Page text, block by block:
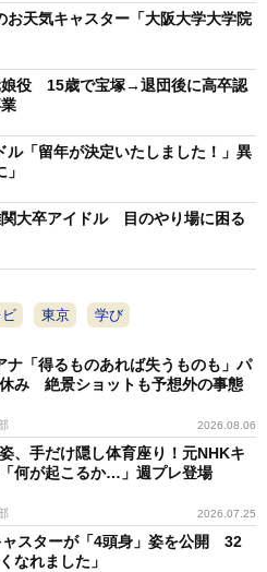
お天気キャスター「大阪大学大学院
娘役 15歳で宝塚→退団後に高卒認
ル「留年が決定いたしました！」異
大卒アイドル 目のやり場に困る
東京 学び
ナ「得るものあれば失うものも」パ
み 絶景ショットも予想外の事態
2026.08.06
、手だけ隠し体育座り！元NHKキ
何が起こるか…」週プレ登場
2026.07.25
ャスターが「4頭身」姿を公開 32
なれました」